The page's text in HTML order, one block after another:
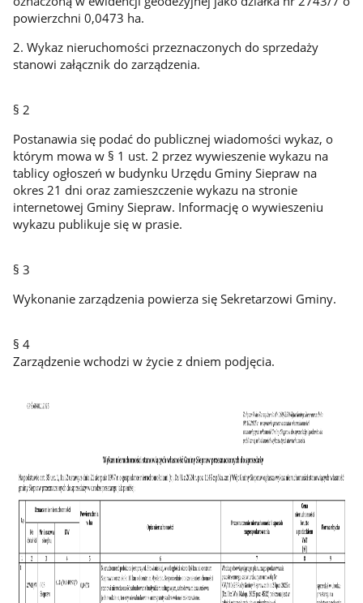
powierzchni 0,0473 ha.
2. Wykaz nieruchomości przeznaczonych do sprzedaży
stanowi załącznik do zarządzenia.
§ 2
Postanawia się podać do publicznej wiadomości wykaz, o
którym mowa w § 1 ust. 2 przez wywieszenie wykazu na
tablicy ogłoszeń w budynku Urzędu Gminy Siepraw na
okres 21 dni oraz zamieszczenie wykazu na stronie
internetowej Gminy Siepraw. Informację o wywieszeniu
wykazu publikuje się w prasie.
§ 3
Wykonanie zarządzenia powierza się Sekretarzowi Gminy.
§ 4
Zarządzenie wchodzi w życie z dniem podjęcia.